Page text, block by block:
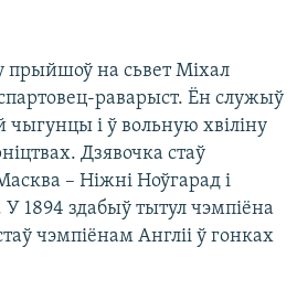
прыйшоў на сьвет Міхал
раварыст. Ён служыў
чыгунцы і ў вольную хвіліну
Дзявочка стаў
– Ніжні Ноўгарад і
1894 здабыў тытул чэмпіёна
чэмпіёнам Англіі ў гонках